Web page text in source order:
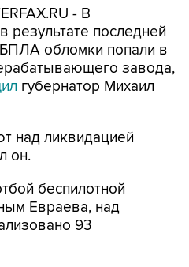
- В
результате последней
обломки попали в
завода,
губернатор Михаил
над ликвидацией
он.
беспилотной
Евраева, над
93